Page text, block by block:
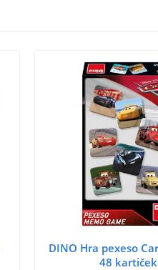
DINO Hra pexeso
48 kartiček